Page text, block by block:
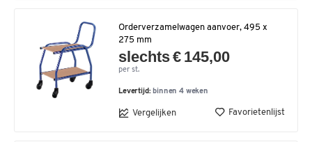
Orderverzamelwagen aanvoer, 495 x
275 mm
slechts € 145,00
per st.
Levertijd: binnen 4 weken
Vergelijken Favorietenlijst